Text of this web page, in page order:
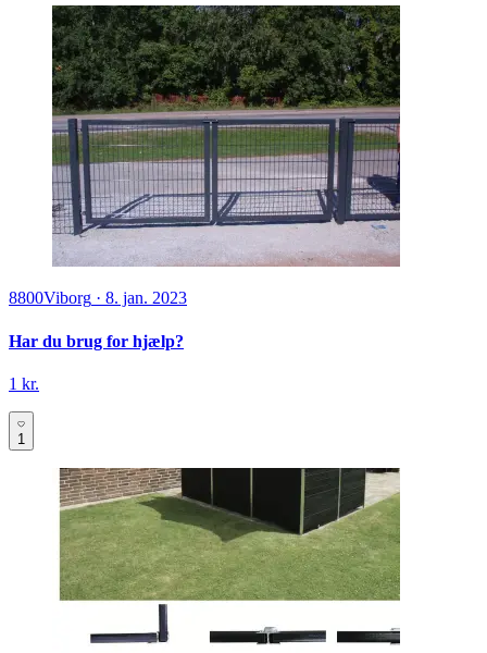
8800Viborg · 8. jan. 2023
Har du brug for hjælp?
1 kr.
1